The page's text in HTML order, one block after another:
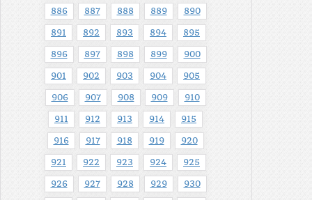
886 887 888 889 890
891 892 893 894 895
896 897 898 899 900
901 902 903 904 905
906 907 908 909 910
911 912 913 914 915
916 917 918 919 920
921 922 923 924 925
926 927 928 929 930